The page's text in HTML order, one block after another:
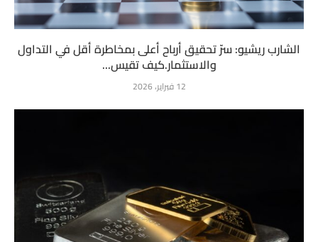
الشارب ريشيو: سرّ تحقيق أرباح أعلى بمخاطرة أقل في التداول
والاستثمار.كيف تقيس...
12 فبراير، 2026